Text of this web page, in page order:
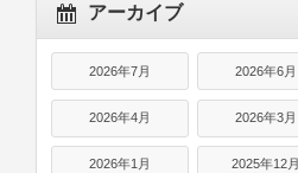
アーカイブ
2026年7月 2026年6月
2026年4月 2026年3月
2026年1月 2025年12月